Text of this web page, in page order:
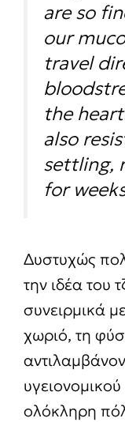
are so
our
travel
the
also
settling,
for
Δυστυχώς
την ιδέα του
συνειρμικά
χωριό, τη
ολόκληρη